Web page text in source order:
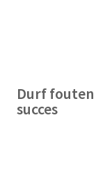
Durf
succes